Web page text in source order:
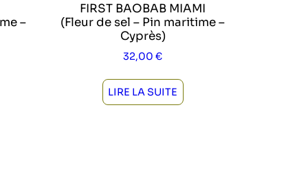
–
FIRST BAOBAB MIAMI
(Fleur de sel – Pin maritime –
Cyprès)
32,00€
LIRE LA SUITE